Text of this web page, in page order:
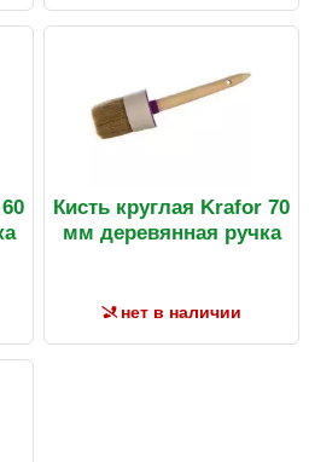
Кисть круглая Krafor 70
мм деревянная ручка
нет в наличии